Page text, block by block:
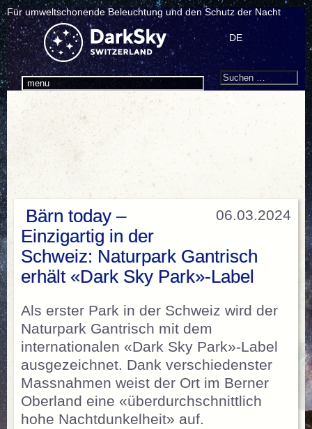
Für umweltschonende Beleuchtung und den Schutz der Nacht
menu
DE
Search
Suchen
06.03.2024
Bärn today –
Einzigartig in der
Schweiz: Naturpark Gantrisch
erhält «Dark Sky Park»-Label
Als erster Park in der Schweiz wird der
Naturpark Gantrisch mit dem
internationalen «Dark Sky Park»-Label
ausgezeichnet. Dank verschiedenster
Massnahmen weist der Ort im Berner
Oberland eine «überdurchschnittlich
hohe Nachtdunkelheit» auf.